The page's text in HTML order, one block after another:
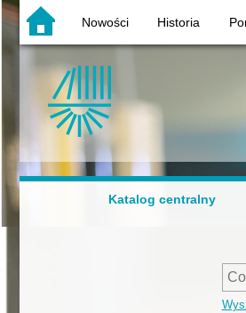
Nowości Historia
Katalog centralny